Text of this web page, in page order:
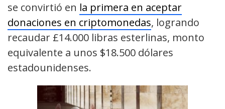
se convirtió en la primera en aceptar
donaciones en criptomonedas, logrando
recaudar £14.000 libras esterlinas, monto
equivalente a unos $18.500 dólares
estadounidenses.